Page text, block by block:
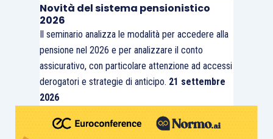
Novità del sistema pensionistico
2026
Il seminario analizza le modalità per accedere alla
pensione nel 2026 e per analizzare il conto
assicurativo, con particolare attenzione ad accessi
derogatori e strategie di anticipo. 21 settembre
2026